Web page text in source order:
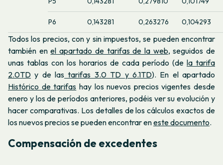
P6 0,143281 0,263276 0,104293
Todos los precios, con y sin impuestos, se pueden encontrar
también enel apartado de tarifas de la web, seguidos de
unas tablas con los horarios de cada período (de la tarifa
2.0TD y de las tarifas 3.0 TD y 6.1TD). En el apartado
Histórico de tarifas hay los nuevos precios vigentes desde
enero y los de períodos anteriores, podéis ver su evolución y
hacer comparativas. Los detalles de los cálculos exactos de
los nuevos precios se pueden encontrar eneste documento.
Compensación de excedentes